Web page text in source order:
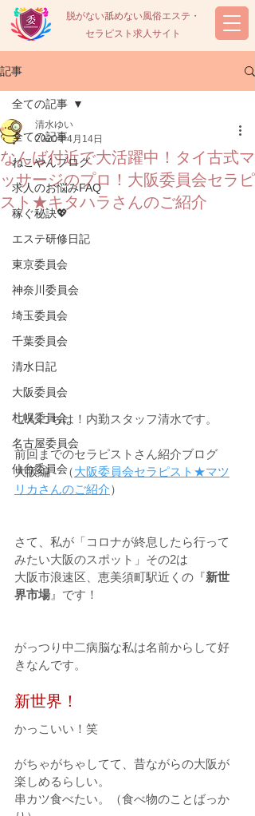
脱がない舐めない風俗エステ・
セラピスト求人サイト
記事
全ての記事
ねこやんブログ
求人のお悩みFAQ
稼ぐ秘訣💖
エステ研修日記
東京委員会
神奈川委員会
埼玉委員会
千葉委員会
清水日記
大阪委員会
札幌委員会
名古屋委員会
仙台委員会
全ての記事
なんば付近で大活躍中！タイ古式マ
ッサージのプロ！大阪委員会セラピ
スト★キタハラさんのご紹介
清水ゆい
2020年4月14日
こんにちは！内勤スタッフ清水です。
前回までのセラピストさん紹介ブログ
大阪編　（大阪委員会セラピスト★マツ
リカさんのご紹介）
さて、私が「コロナが終息したら行って
みたい大阪のスポット」その2は
大阪市浪速区、恵美須町駅近くの『新世
界市場』です！
がっつり中二病脳な私は名前からして好
きなんです。
新世界！
かっこいい！笑
がちゃがちゃしてて、昔ながらの大阪が
楽しめるらしい。
串カツ食べたい。（食べ物のことばっか